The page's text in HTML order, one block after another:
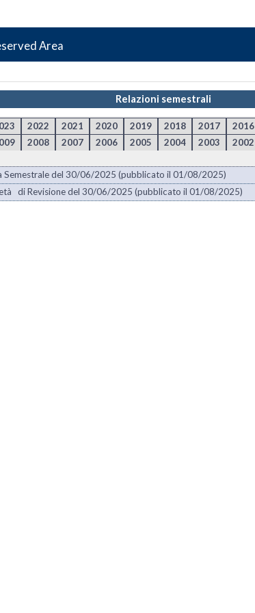
Area
Relazioni semestrali
2022 2021 2020 2019 2018 2017 2016
2008 2007 2006 2005 2004 2003 2002
Semestrale del 30/06/2025 (pubblicato il 01/08/2025)
di Revisione del 30/06/2025 (pubblicato il 01/08/2025)